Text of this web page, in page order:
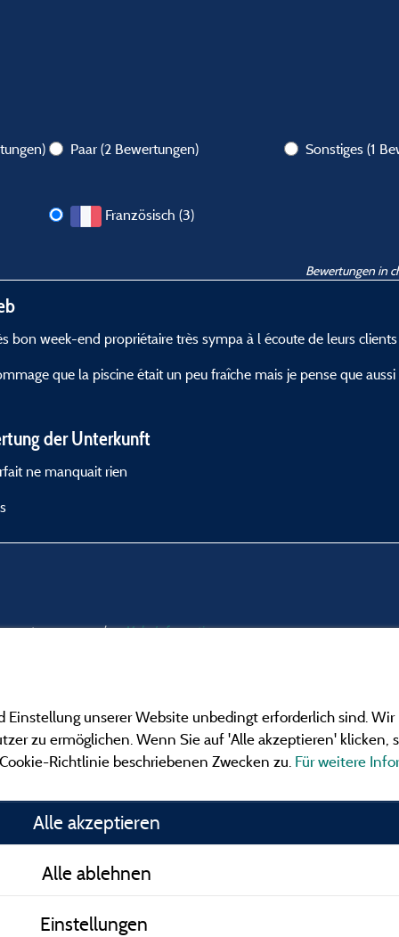
Paar(2 Bewertungen) Sonstiges (1
Französisch (3)
Bewertungen in
bon week-end propriétaire très sympa à l écoute de leurs clients
que la piscine était un peu fraîche mais je pense que
der Unterkunft
ne manquait rien
unterzogen wurden.Mehr Informationen
unserer Website unbedingt erforderlich sind. Wir
zu ermöglichen. Wenn Sie auf 'Alle akzeptieren' klicken,
Richtlinie beschriebenen Zwecken zu. Für weitere
Alle akzeptieren
Alle ablehnen
Einstellungen